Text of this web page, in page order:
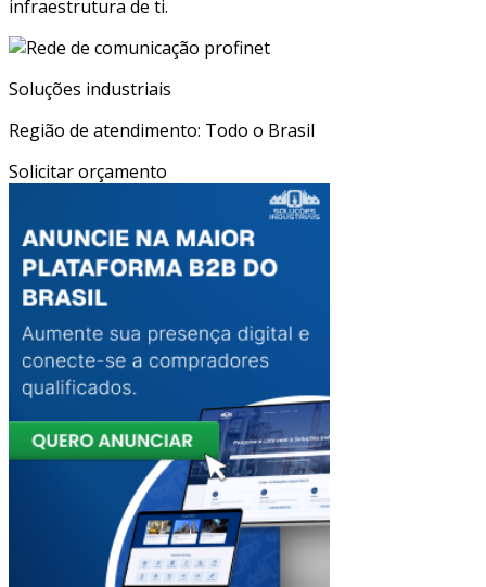
infraestrutura de ti.
Soluções industriais
Região de atendimento: Todo o Brasil
Solicitar orçamento